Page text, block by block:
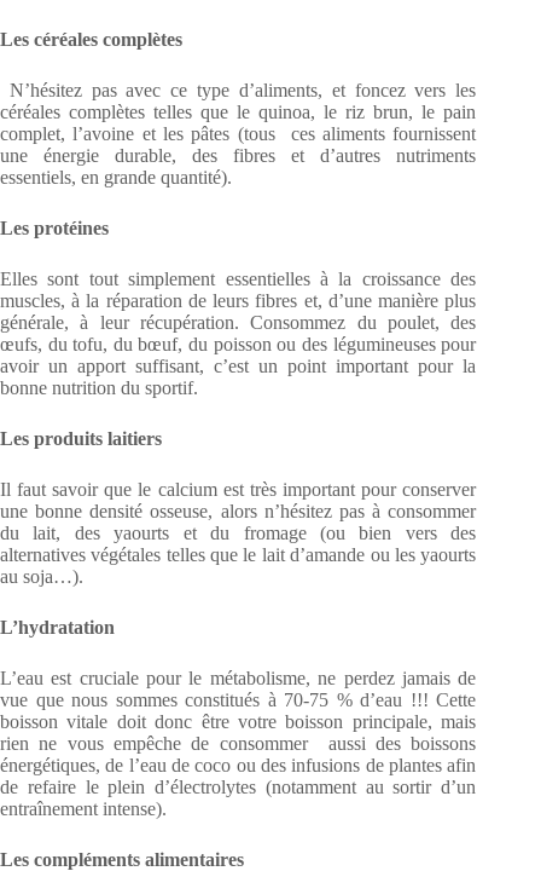
Les céréales complètes
N’hésitez pas avec ce type d’aliments, et foncez vers les
céréales complètes telles que le quinoa, le riz brun, le pain
complet, l’avoine et les pâtes (tous ces aliments fournissent
une énergie durable, des fibres et d’autres nutriments
essentiels, en grande quantité).
Les protéines
Elles sont tout simplement essentielles à la croissance des
muscles, à la réparation de leurs fibres et, d’une manière plus
générale, à leur récupération. Consommez du poulet, des
œufs, du tofu, du bœuf, du poisson ou des légumineuses pour
avoir un apport suffisant, c’est un point important pour la
bonne nutrition du sportif.
Les produits laitiers
Il faut savoir que le calcium est très important pour conserver
une bonne densité osseuse, alors n’hésitez pas à consommer
du lait, des yaourts et du fromage (ou bien vers des
alternatives végétales telles que le lait d’amande ou les yaourts
au soja…).
L’hydratation
L’eau est cruciale pour le métabolisme, ne perdez jamais de
vue que nous sommes constitués à 70-75 % d’eau !!! Cette
boisson vitale doit donc être votre boisson principale, mais
rien ne vous empêche de consommer aussi des boissons
énergétiques, de l’eau de coco ou des infusions de plantes afin
de refaire le plein d’électrolytes (notamment au sortir d’un
entraînement intense).
Les compléments alimentaires